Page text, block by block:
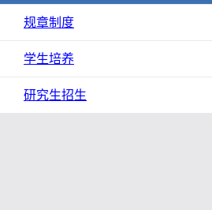
规章制度
学生培养
研究生招生